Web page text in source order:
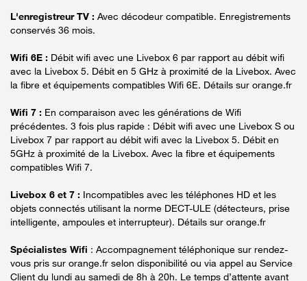
L'enregistreur TV : Avec décodeur compatible. Enregistrements
conservés 36 mois.
Wifi 6E : Débit wifi avec une Livebox 6 par rapport au débit wifi
avec la Livebox 5. Débit en 5 GHz à proximité de la Livebox. Avec
la fibre et équipements compatibles Wifi 6E. Détails sur orange.fr
Wifi 7 : En comparaison avec les générations de Wifi
précédentes. 3 fois plus rapide : Débit wifi avec une Livebox S ou
Livebox 7 par rapport au débit wifi avec la Livebox 5. Débit en
5GHz à proximité de la Livebox. Avec la fibre et équipements
compatibles Wifi 7.
Livebox 6 et 7 : Incompatibles avec les téléphones HD et les
objets connectés utilisant la norme DECT-ULE (détecteurs, prise
intelligente, ampoules et interrupteur). Détails sur orange.fr
Spécialistes Wifi : Accompagnement téléphonique sur rendez-
vous pris sur orange.fr selon disponibilité ou via appel au Service
Client du lundi au samedi de 8h à 20h. Le temps d’attente avant